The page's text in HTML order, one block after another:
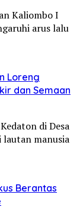
Kaliombo I
arus lalu
Loreng
dan Semaan
di Desa
lautan manusia
Berantas